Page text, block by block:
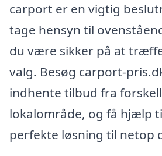
carport er en vigtig
tage hensyn til
du være sikker på at
valg. Besøg carport-
indhente tilbud fra
lokalområde, og få hjælp
perfekte løsning til netop